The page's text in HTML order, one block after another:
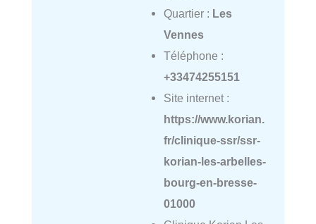
Quartier : Les
Vennes
Téléphone :
+33474255151
Site internet :
https://www.korian.
fr/clinique-ssr/ssr-
korian-les-arbelles-
bourg-en-bresse-
01000